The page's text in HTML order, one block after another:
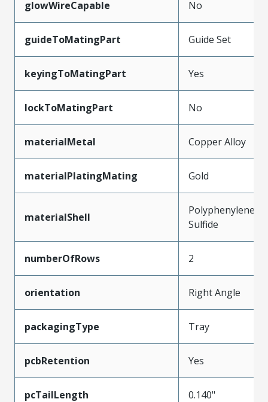
glowWireCapable No
guideToMatingPart Guide Set
keyingToMatingPart Yes
lockToMatingPart No
materialMetal Copper Alloy
materialPlatingMating Gold
materialShell
Polyphenylene
Sulfide
numberOfRows 2
orientation Right Angle
packagingType Tray
pcbRetention Yes
pcTailLength 0.140"